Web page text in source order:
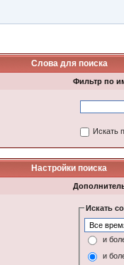
Слова для поиска
Фильтр по
Искать
Настройки поиска
Искать
и
и